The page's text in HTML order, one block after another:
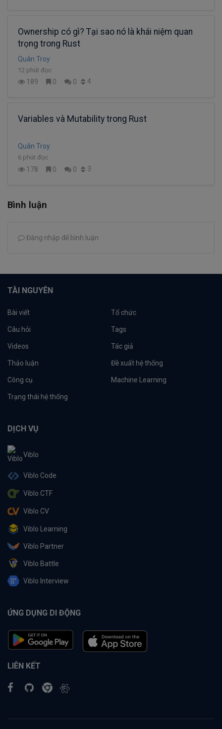
Ownership có gì? Tại sao nó là khái niệm quan
trọng trong Rust
Quân Troy
12 phút đọc
189 0 0 4
Variables và Mutability trong Rust
Quân Troy
6 phút đọc
178 0 0 3
Bình luận
Đăng nhập để bình luận
TÀI NGUYÊN
Bài viết Tổ chức
Câu hỏi Tags
Videos Tác giả
Thảo luận Đề xuất hệ thống
Công cụ Machine Learning
Trạng thái hệ thống
DỊCH VỤ
Viblo
Viblo Code
Viblo CTF
Viblo CV
Viblo Learning
Viblo Partner
Viblo Battle
Viblo Interview
ỨNG DỤNG DI ĐỘNG
LIÊN KẾT